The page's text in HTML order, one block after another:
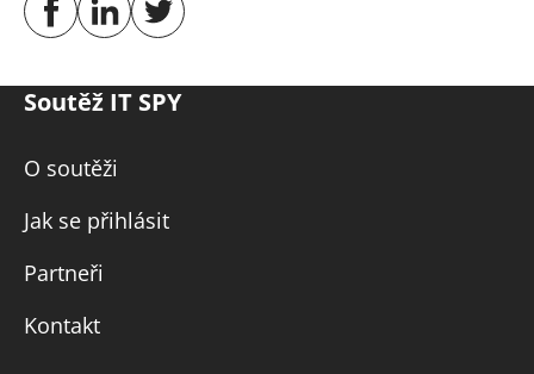
Soutěž IT SPY
O soutěži
Jak se přihlásit
Partneři
Kontakt